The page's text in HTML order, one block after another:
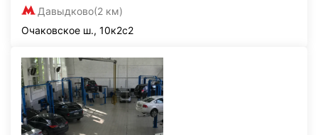
Давыдково(2 км)
Очаковское ш., 10к2с2